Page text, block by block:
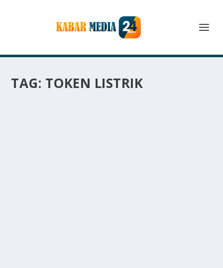
TAG: TOKEN LISTRIK